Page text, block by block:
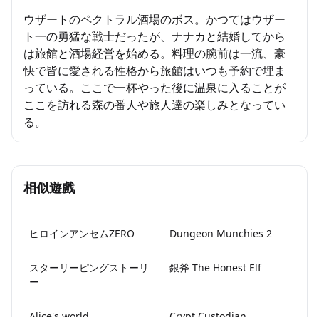
ウザートのペクトラル酒場のボス。かつてはウザー
ト一の勇猛な戦士だったが、ナナカと結婚してから
は旅館と酒場経営を始める。料理の腕前は一流、豪
快で皆に愛される性格から旅館はいつも予約で埋ま
っている。ここで一杯やった後に温泉に入ることが
ここを訪れる森の番人や旅人達の楽しみとなってい
る。
相似遊戲
ヒロインアンセムZERO Dungeon Munchies 2
スターリーピングストーリ
ー
銀斧 The Honest Elf